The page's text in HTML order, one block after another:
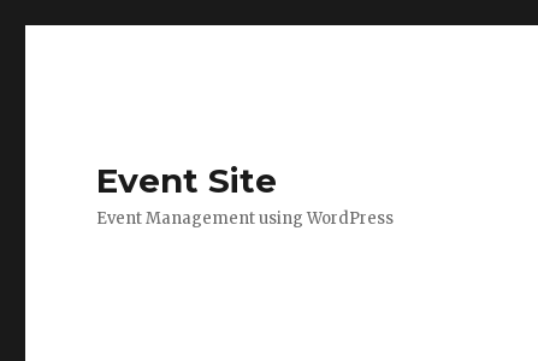
Event Site
Event Management using WordPress